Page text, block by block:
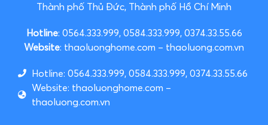
Thành phố Thủ Đức, Thành phố Hồ Chí Minh
Hotline: 0564.333.999, 0584.333.999, 0374.33.55.66
Website: thaoluonghome.com – thaoluong.com.vn
Hotline: 0564.333.999, 0584.333.999, 0374.33.55.66
Website: thaoluonghome.com –
thaoluong.com.vn